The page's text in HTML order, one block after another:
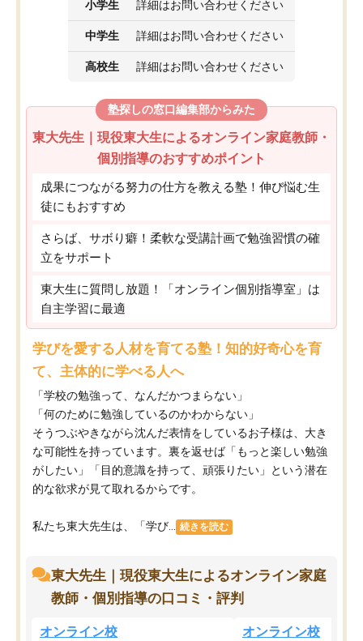
小学生 詳細はお問い合わせください
中学生 詳細はお問い合わせください
高校生 詳細はお問い合わせください
塾探しの窓口編集部からみた
東大先生｜現役東大生によるオンライン家庭教師・
個別指導のおすすめポイント
成果につながる努力の仕方を教える塾！伸び悩む生
徒にもおすすめ
さらば、サボり癖！柔軟な受講計画で勉強習慣の確
立をサポート
東大生に質問し放題！「オンライン個別指導室」は
自主学習に最適
学びを愛する人材を育てる塾！知的好奇心を育
て、主体的に学べる人へ
「学校の勉強って、なんだかつまらない」
「何のために勉強しているのかわからない」
そうつぶやきながら沈んだ表情をしているお子様は、大き
な可能性を持っています。裏を返せば「もっと楽しい勉強
がしたい」「目的意識を持って、頑張りたい」という潜在
的な欲求が見て取れるからです。
私たち東大先生は、「学び... 続きを読む
東大先生｜現役東大生によるオンライン家庭
教師・個別指導の口コミ・評判
オンライン校 オンライン校